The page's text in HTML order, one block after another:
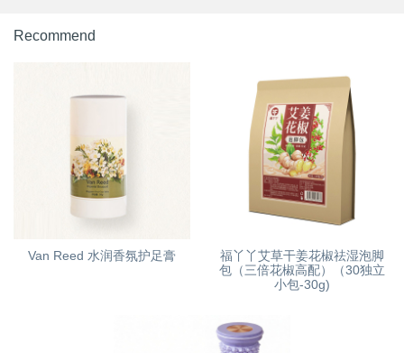
Recommend
Van Reed 水润香氛护足膏
福丫丫艾草干姜花椒祛湿泡脚
包（三倍花椒高配）（30独立
小包-30g)